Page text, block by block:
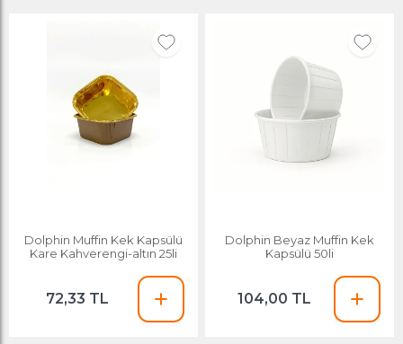
Dolphin Muffin Kek Kapsülü
Kare Kahverengi-altın 25li
72,33 TL
Dolphin Beyaz Muffin Kek
Kapsülü 50li
104,00 TL